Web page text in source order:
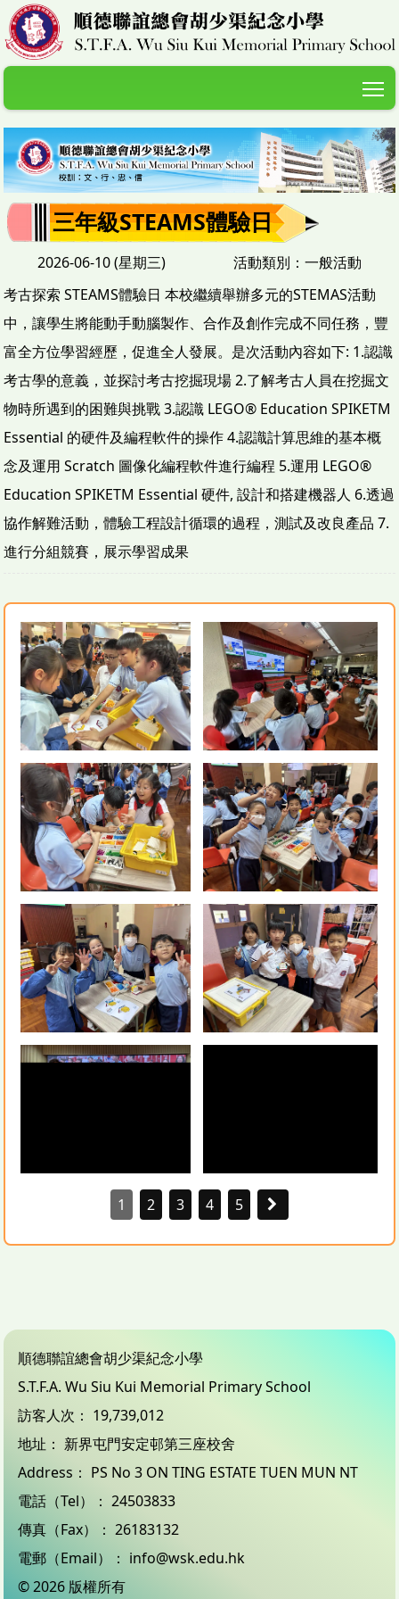
三年級STEAMS體驗日
2026-06-10 (星期三)
活動類別：一般活動
考古探索 STEAMS體驗日 本校繼續舉辦多元的STEMAS活動
中，讓學生將能動手動腦製作、合作及創作完成不同任務，豐
富全方位學習經歷，促進全人發展。是次活動內容如下: 1.認識
考古學的意義，並探討考古挖掘現場 2.了解考古人員在挖掘文
物時所遇到的困難與挑戰 3.認識 LEGO® Education SPIKETM
Essential 的硬件及編程軟件的操作 4.認識計算思維的基本概
念及運用 Scratch 圖像化編程軟件進行編程 5.運用 LEGO®
Education SPIKETM Essential 硬件, 設計和搭建機器人 6.透過
協作解難活動，體驗工程設計循環的過程，測試及改良產品 7.
進行分組競賽，展示學習成果
1 2 3 4 5
順德聯誼總會胡少渠紀念小學
S.T.F.A. Wu Siu Kui Memorial Primary School
訪客人次： 19,739,012
地址： 新界屯門安定邨第三座校舍
Address： PS No 3 ON TING ESTATE TUEN MUN NT
電話（Tel）： 24503833
傳真（Fax）： 26183132
電郵（Email）： info@wsk.edu.hk
© 2026 版權所有